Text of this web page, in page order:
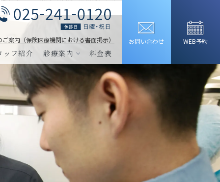
ッフ紹介 診療案内 料金表
WEB予約
お問い合わせ
ご案内（保険医療機関における書面掲示）